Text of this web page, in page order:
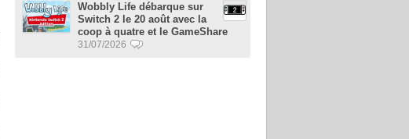
Wobbly Life débarque sur
Switch 2 le 20 août avec la
coop à quatre et le GameShare
31/07/2026